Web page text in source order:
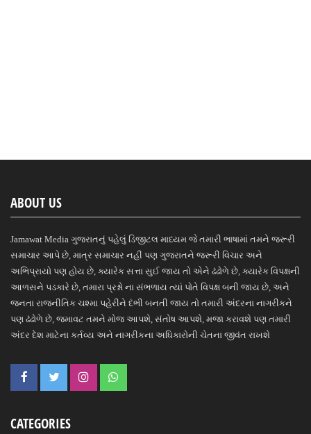
ABOUT US
Jamawat Media ગુજરાતનું પહેલું ડિજીટલ માધ્યમ જે તમારી ભાષામાં તમને જરૂરી
સમાચાર આપે છે, માત્ર સમાચાર નહીં પણ ગુજરાતને જરૂરી વિચાર અને
અભિપ્રાયો પણ હોય છે, ક્યારેક સત્તા સુઈ જાય તો એને ઢંઢોળે છે, ક્યારેક વિપક્ષની
આળસને પડકારે છે, તમારા પ્રશ્નો ના સંભળાય ત્યાં પોતે વિપક્ષ બની જાય છે, અને
જનતા રાજનીતિક ચશ્મા પહેરીને દંભી બનતી જાય તો તમારી અંદરના નાગરીકને
પણ ઢંઢોળે છે, જમાવટ તમને મોજ આપશે, સંતોષ આપશે, મજા કરાવશે પણ તમારી
અંદર દેશ માટેના કર્તવ્ય અને નાગરીકના અધિકારોની ચેતના જીવંત રાખશે
CATEGORIES